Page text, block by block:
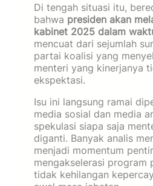
Di tengah situasi itu,
bahwa presiden akan
kabinet 2025 dalam
mencuat dari sejumlah
partai koalisi yang
menteri yang kinerjanya
ekspektasi.
Isu ini langsung ramai
media sosial dan media
spekulasi siapa saja
diganti. Banyak analis
menjadi momentum
mengakselerasi program
tidak kehilangan